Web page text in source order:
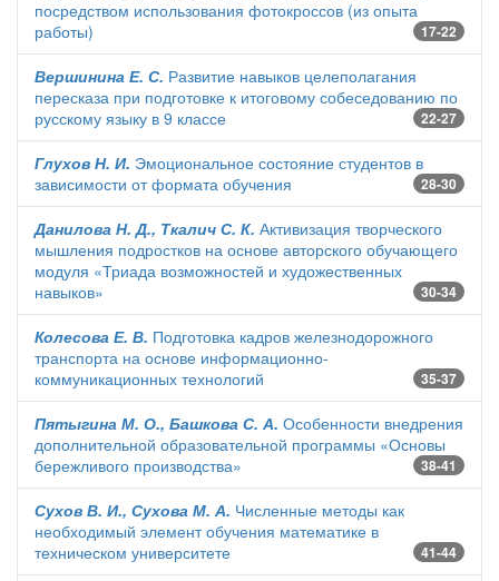
посредством использования фотокроссов (из опыта
работы)
17-22
Вершинина Е. С. Развитие навыков целеполагания
пересказа при подготовке к итоговому собеседованию по
русскому языку в 9 классе
22-27
Глухов Н. И. Эмоциональное состояние студентов в
зависимости от формата обучения
28-30
Данилова Н. Д., Ткалич С. К. Активизация творческого
мышления подростков на основе авторского обучающего
модуля «Триада возможностей и художественных
навыков»
30-34
Колесова Е. В. Подготовка кадров железнодорожного
транспорта на основе информационно-
коммуникационных технологий
35-37
Пятыгина М. О., Башкова С. А. Особенности внедрения
дополнительной образовательной программы «Основы
бережливого производства»
38-41
Сухов В. И., Сухова М. А. Численные методы как
необходимый элемент обучения математике в
техническом университете
41-44